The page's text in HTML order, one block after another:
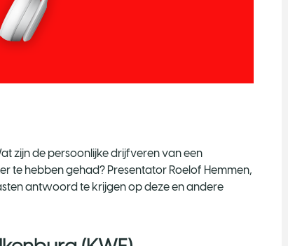
zijn de persoonlijke drijfveren van een
te hebben gehad? Presentator Roelof Hemmen,
antwoord te krijgen op deze en andere